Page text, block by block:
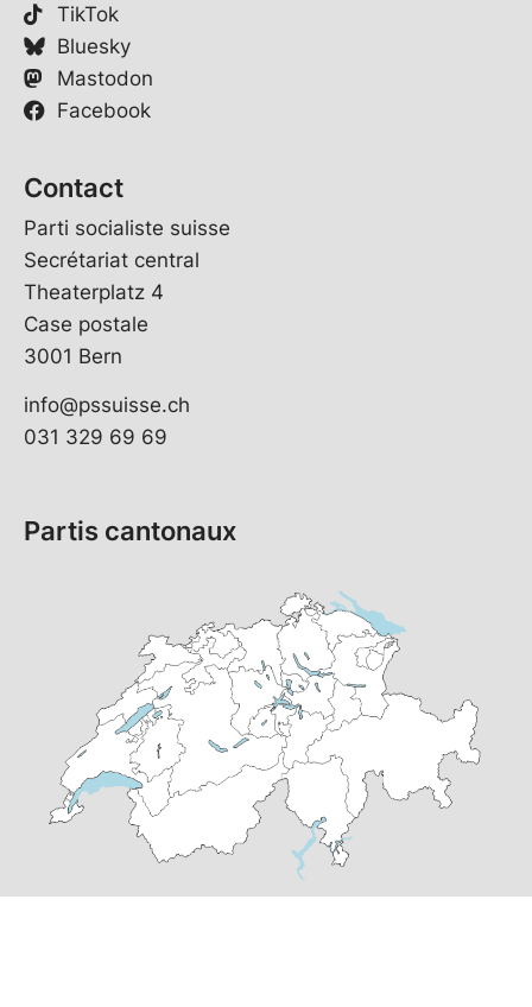
TikTok
Bluesky
Mastodon
Facebook
Contact
Parti socialiste suisse
Secrétariat central
Theaterplatz 4
Case postale
3001 Bern
info@pssuisse.ch
031 329 69 69
Partis cantonaux